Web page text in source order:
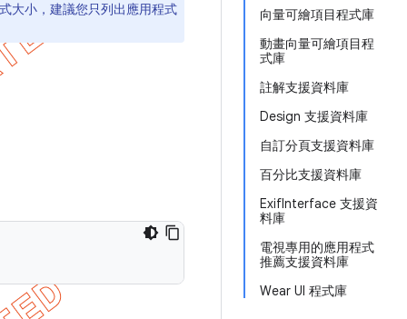
向量可繪項目程式庫
動畫向量可繪項目程
式庫
註解支援資料庫
Design 支援資料庫
自訂分頁支援資料庫
百分比支援資料庫
ExifInterface 支援資
料庫
電視專用的應用程式
推薦支援資料庫
Wear UI 程式庫
大小，建議您只列出應用程式